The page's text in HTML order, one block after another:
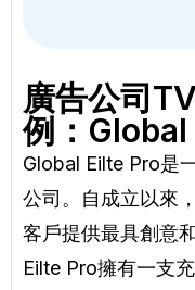
廣告公司
例：
Global Eilte Pro是
公司。自成立以來
客戶提供最具創意
Eilte Pro擁有一支